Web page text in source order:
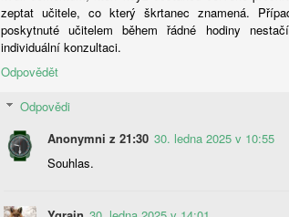
zeptat učitele, co který škrtanec znamená.
poskytnuté učitelem během řádné hodiny
individuální konzultaci.
Odpovědět
Odpovědi
Anonymni z 21:30 30. ledna 2025 v 10:55
Souhlas.
AUG
5
Karolína Blažková: „Člověk
se v pražské garsonce žije
měsíčně
a doufá, že si jednou pořídí maringotku.